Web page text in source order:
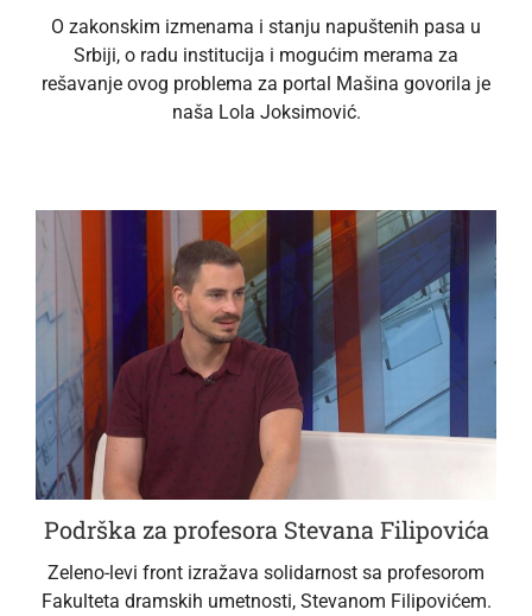
O zakonskim izmenama i stanju napuštenih pasa u
Srbiji, o radu institucija i mogućim merama za
rešavanje ovog problema za portal Mašina govorila je
naša Lola Joksimović.
Podrška za profesora Stevana Filipovića
Zeleno-levi front izražava solidarnost sa profesorom
Fakulteta dramskih umetnosti, Stevanom Filipovićem.